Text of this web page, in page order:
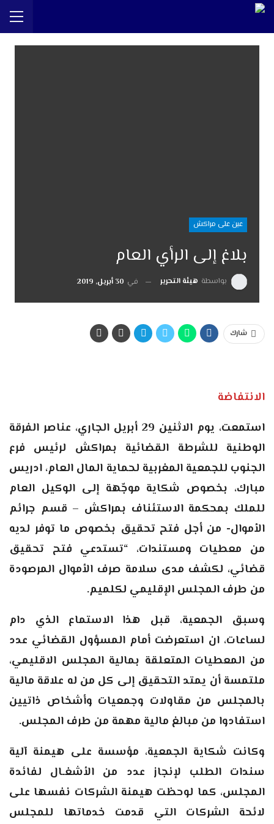
عين على مراكش
بلاغ إلى الرأي العام
بواسطة هيئة التحرير في 30 أبريل, 2019
شارك
الانتفاضة
استمعت، يوم الاثنين 29 أبريل الجاري، عناصر الفرقة
الوطنية للشرطة القضائية بمراكش لرئيس فرع
الجنوب للجمعية المغربية لحماية المال العام، ادريس
مبارك، بخصوص شكاية موجّهة إلى الوكيل العام
للملك بمحكمة الاستئناف بمراكش – قسم جرائم
الأموال- من أجل فتح تحقيق بخصوص ما توفر لديه
من معطيات ومستندات، “تستدعي فتح تحقيق
قضائي، لكشف مدى سلامة صرف الأموال المرصودة
من طرف المجلس الإقليمي لكلميم.
وسبق الجمعية، قبل هذا الاستماع الذي دام
لساعات، ان استعرضت أمام المسؤول القضائي عدد
من المعطيات المتعلقة بمالية المجلس الاقليمي،
ملتمسة أن يمتد التحقيق إلى كل من له علاقة مالية
بالمجلس من مقاولات وجمعيات وأشخاص ذاتيين
استفادوا من مبالغ مالية مهمة من طرف المجلس.
وكانت شكاية الجمعية، مؤسسة على هيمنة آلية
سندات الطلب لإنجاز عدد من الأشغـال لفائدة
المجلس، كما لوحظت هيمنة الشركات نفسها على
لائحة الشركات التي قدمت خدماتها للمجلس